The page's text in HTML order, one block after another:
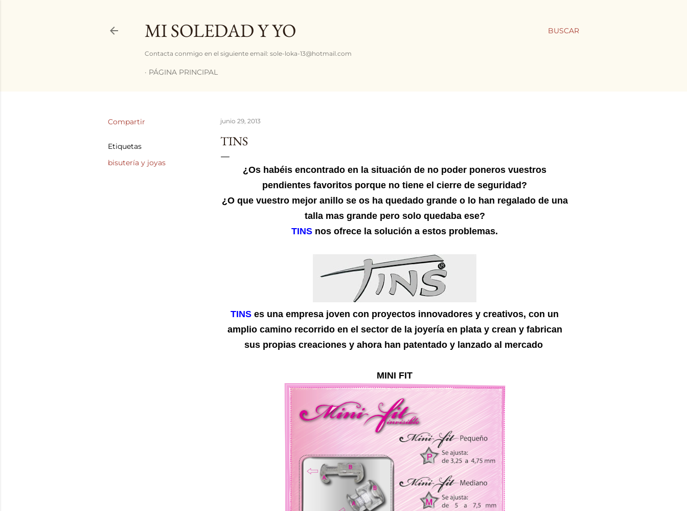
BUSCAR
MI SOLEDAD Y YO
Contacta conmigo en el siguiente email: sole-loka-13@hotmail.com
PÁGINA PRINCIPAL
Compartir
Etiquetas
bisutería y joyas
junio 29, 2013
TINS
¿Os habéis encontrado en la situación de no poder poneros vuestros
pendientes favoritos porque no tiene el cierre de seguridad?
¿O que vuestro mejor anillo se os ha quedado grande o lo han regalado de una
talla mas grande pero solo quedaba ese?
TINS nos ofrece la solución a estos problemas.
TINS es una empresa joven con proyectos innovadores y creativos, con un
amplio camino recorrido en el sector de la joyería en plata y crean y fabrican
sus propias creaciones y ahora han patentado y lanzado al mercado
MINI FIT